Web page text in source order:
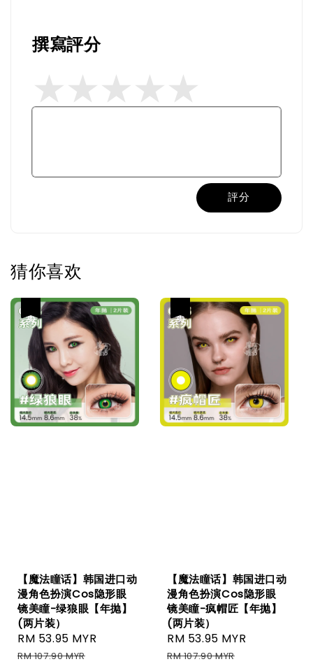
撰寫評分
評分
猜你喜欢
【魔法瞳话】韩国进口动
漫角色扮演Cos隐形眼
镜美瞳-绿狼眼【年抛】
(两片装）
Sale
price
RM 53.95 MYR
RM 107.90 MYR
【魔法瞳话】韩国进口动
漫角色扮演Cos隐形眼
镜美瞳-疯帽匠【年抛】
(两片装）
Sale
price
RM 53.95 MYR
RM 107.90 MYR